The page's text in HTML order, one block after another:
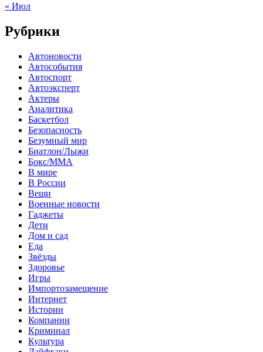
« Июл
Рубрики
Автоновости
Автособытия
Автоспорт
Автоэксперт
Актеры
Аналитика
Баскетбол
Безопасность
Безумный мир
Биатлон/Лыжи
Бокс/MMA
В мире
В России
Вещи
Военные новости
Гаджеты
Дети
Дом и сад
Еда
Звёзды
Здоровье
Игры
Импортозамещение
Интернет
Истории
Компании
Криминал
Культура